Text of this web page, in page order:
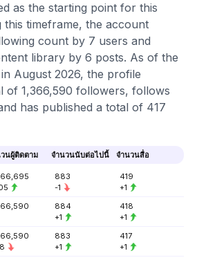
as the starting point for this
this timeframe, the account
count by 7 users and
library by 6 posts. As of the
August 2026, the profile
of 1,366,590 followers, follows
has published a total of 417
นผู้ติดตาม จำนวนนับต่อไปนี้ จำนวนสื่อ
883
-1
419
+1
884
+1
418
+1
883
+1
417
+1